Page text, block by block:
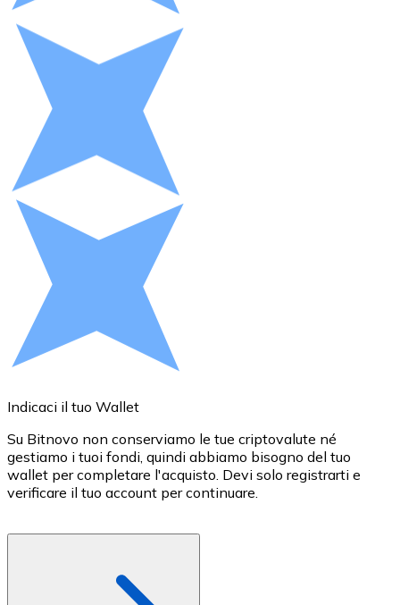
XRP
Vedi tutto
Acquista criptovalute in contanti e altri mezzi di
Acquista con contanti
Bonifico SEPA
Aggiungi fondi al tuo conto Bitnovo o fai acquisti
Acquista con bonifico bancario
Carta di credito / debito
Usa le carte Visa e Mastercard per acquistare
Acquista con carta
Negozio - Carte regalo
Nuovo
Acquista gift card dei tuoi marchi preferiti con
Vai al negozio di carte regalo
Indicaci il tuo Wallet
Su Bitnovo non conserviamo le tue criptovalute né
gestiamo i tuoi fondi, quindi abbiamo bisogno del tuo
wallet per completare l'acquisto. Devi solo registrarti e
verificare il tuo account per continuare.